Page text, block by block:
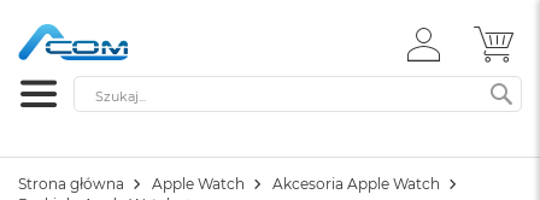
ZALOGUJ
SIĘ
Szukaj
Strona główna Apple Watch
Akcesoria Apple Watch